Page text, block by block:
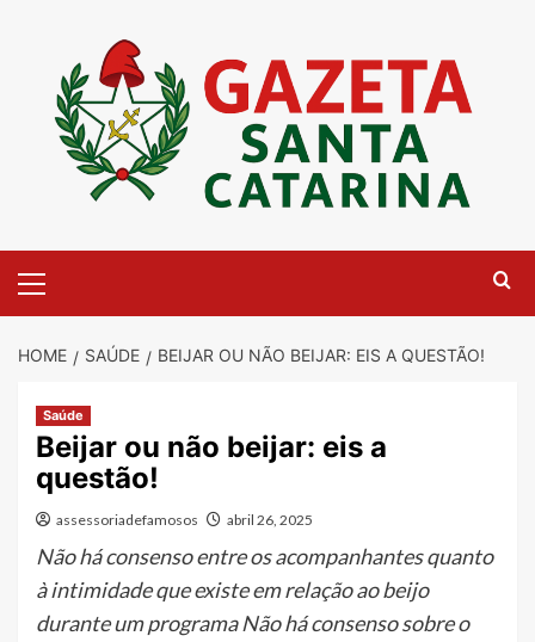
content
Menu
HOME SAÚDE BEIJAR OU NÃO BEIJAR: EIS A QUESTÃO!
Saúde
Beijar ou não beijar: eis a
questão!
assessoriadefamosos abril 26, 2025
Não há consenso entre os acompanhantes quanto
à intimidade que existe em relação ao beijo
durante um programa Não há consenso sobre o